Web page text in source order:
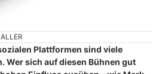
Plattformen sind viele
Wer sich auf diesen Bühnen gut